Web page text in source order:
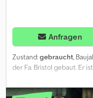
Anfragen
Zustand:gebraucht,
der Fa. Bristol gebaut. Er
Sitze sind vorhanden und
in der Stadt fuhr, ist somit